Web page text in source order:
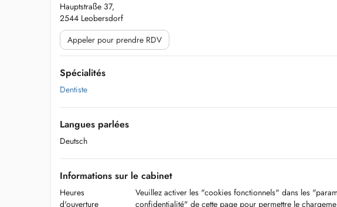
Hauptstraße 37,
2544 Leobersdorf
Appeler pour prendre RDV
Spécialités
Dentiste
Langues parlées
Deutsch
Informations sur le cabinet
Heures
d'ouverture
Veuillez activer les "cookies fonctionnels" dans les
confidentialité" de cette page pour permettre le